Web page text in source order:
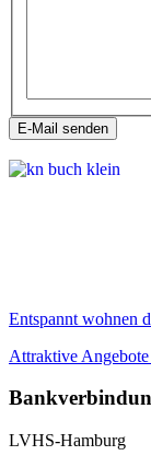
E-Mail senden
Entspannt wohnen
Attraktive
LVHS-Hamburg